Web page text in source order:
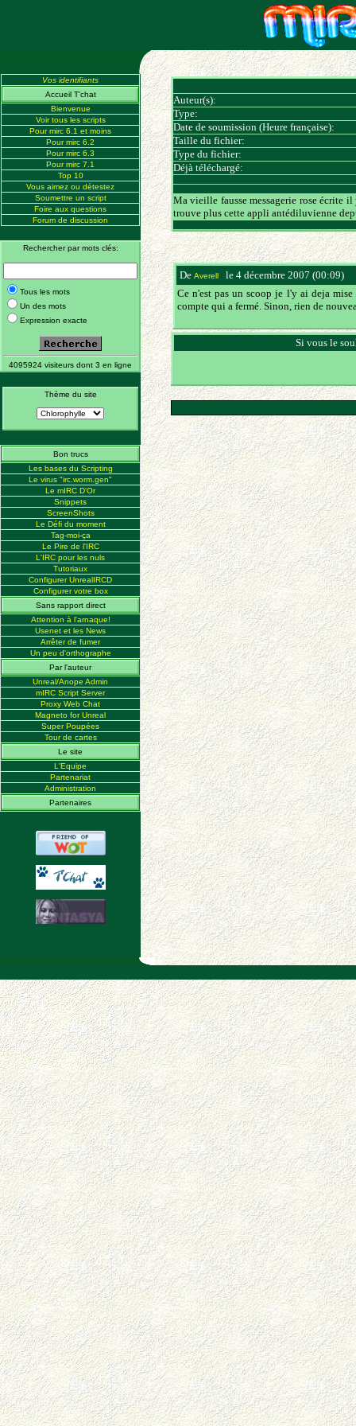
Vos identifiants
Accueil T'chat
Bienvenue
Voir tous les scripts
Pour mirc 6.1 et moins
Pour mirc 6.2
Pour mirc 6.3
Pour mirc 7.1
Top 10
Vous aimez ou détestez
Soumettre un script
Foire aux questions
Forum de discussion
Rechercher par mots clés:
Tous les mots
Un des mots
Expression exacte
4095924 visiteurs dont 3 en ligne
Thème du site
Bon trucs
Les bases du Scripting
Le virus "irc.worm.gen"
Le mIRC D'Or
Snippets
ScreenShots
Le Défi du moment
Tag-moi-ça
Le Pire de l'IRC
L'IRC pour les nuls
Tutoriaux
Configurer UnrealIRCD
Configurer votre box
Sans rapport direct
Attention à l'arnaque!
Usenet et les News
Arrêter de fumer
Un peu d'orthographe
Par l'auteur
Unreal/Anope Admin
mIRC Script Server
Proxy Web Chat
Magneto for Unreal
Super Poupées
Tour de cartes
Le site
L'Equipe
Partenariat
Administration
Partenaires
Auteur(s):
Type:
Date de soumission (Heure française):
Taille du fichier:
Type du fichier:
Déjà téléchargé:
Ma vieille fausse messagerie rose écrite
trouve plus cette appli antédiluvienne
De Averellle 4 décembre 2007 (00:09)
Ce n'est pas un scoop je l'y ai deja
compte qui a fermé. Sinon, rien de
Si vous le